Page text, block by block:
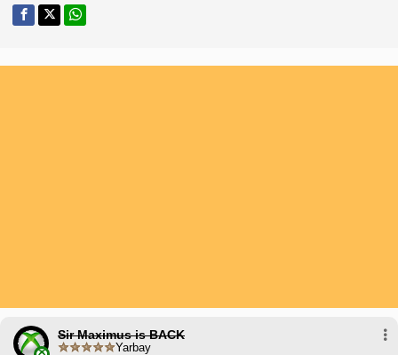
Sir Maximus is BACK
Yarbay